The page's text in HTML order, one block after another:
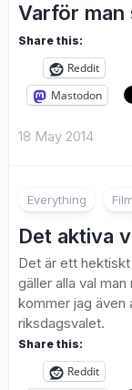
Varför man
Share this:
Reddit
Mastodon
18 May 2014
Everything
Det aktiva
Det är ett
gäller alla val
kommer jag även
riksdagsvalet.
Share this:
Reddit